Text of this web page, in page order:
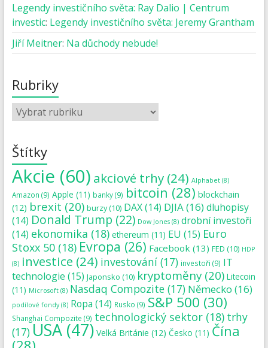
Legendy investičního světa: Ray Dalio | Centrum
investic: Legendy investičního světa: Jeremy Grantham
Jiří Meitner: Na důchody nebude!
Rubriky
Štítky
Akcie (60) akciové trhy(24) Alphabet(8)
Amazon (9) Apple (11) banky(9) bitcoin (28) blockchain
(12) brexit (20) burzy(10) DAX(14) DJIA(16)dluhopisy
(14) Donald Trump (22) Dow Jones(8) drobní investoři
(14) ekonomika (18) ethereum (11) EU (15) Euro
Stoxx 50(18) Evropa (26) Facebook (13) FED (10) HDP
(8) investice (24) investování(17) investoři (9) IT
technologie (15) Japonsko (10) kryptoměny(20) Litecoin
(11) Microsoft(8) Nasdaq Compozite(17) Německo (16)
podílové fondy(8) Ropa (14) Rusko (9) S&P 500 (30)
Shanghai Compozite (9) technologický sektor(18) trhy
(17)USA(47) Velká Británie (12) Česko (11) Čína